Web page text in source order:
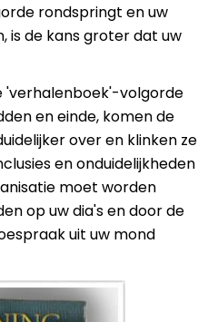
rondspringt en uw
is de kans groter dat uw
'verhalenboek'-volgorde
en einde, komen de
over en klinken ze
en onduidelijkheden
moet worden
op uw dia's en door de
uit uw mond